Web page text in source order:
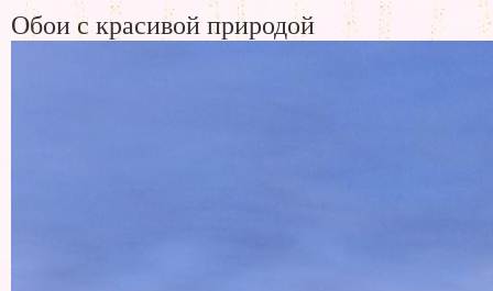
Обои с красивой природой